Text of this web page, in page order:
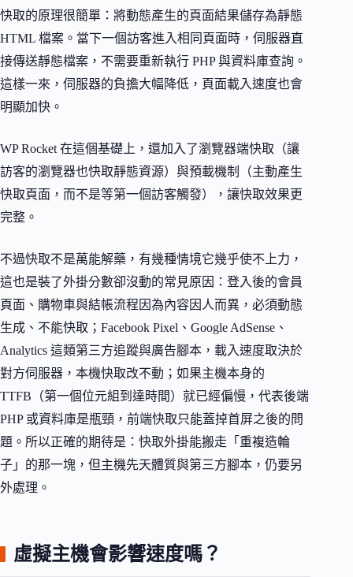
快取的原理很簡單：將動態產生的頁面結果儲存為靜態
HTML 檔案。當下一個訪客進入相同頁面時，伺服器直
接傳送靜態檔案，不需要重新執行 PHP 與資料庫查詢。
這樣一來，伺服器的負擔大幅降低，頁面載入速度也會
明顯加快。
WP Rocket 在這個基礎上，還加入了瀏覽器端快取（讓
訪客的瀏覽器也快取靜態資源）與預載機制（主動產生
快取頁面，而不是等第一個訪客觸發），讓快取效果更
完整。
不過快取不是萬能解藥，有幾種情境它幾乎使不上力，
這也是裝了外掛分數卻沒動的常見原因：登入後的會員
頁面、購物車與結帳流程因為內容因人而異，必須動態
生成、不能快取；Facebook Pixel、Google AdSense、
Analytics 這類第三方追蹤與廣告腳本，載入速度取決於
對方伺服器，本機快取改不動；如果主機本身的
TTFB（第一個位元組到達時間）就已經偏慢，代表後端
PHP 或資料庫是瓶頸，前端快取只能蓋掉首屏之後的問
題。所以正確的期待是：快取外掛能搬走「重複造輪
子」的那一塊，但主機先天體質與第三方腳本，仍要另
外處理。
虛擬主機會影響速度嗎？